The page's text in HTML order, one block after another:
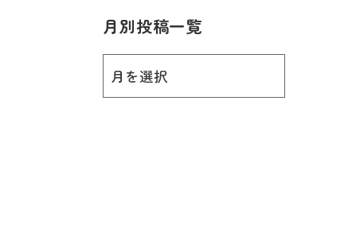
月別投稿一覧